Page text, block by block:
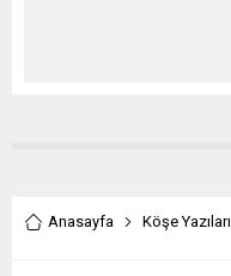
Anasayfa Köşe Yazıları